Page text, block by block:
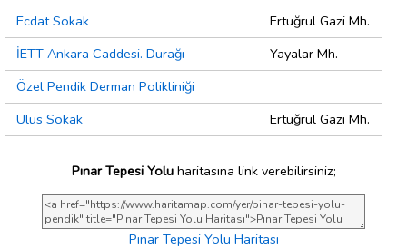
Ecdat Sokak
Ertuğrul Gazi Mh.
İETT Ankara Caddesi. Durağı
Yayalar Mh.
Özel Pendik Derman Polikliniği
Ulus Sokak
Ertuğrul Gazi Mh.
Pınar Tepesi Yoluharitasına link verebilirsiniz;
Pınar Tepesi Yolu Haritası